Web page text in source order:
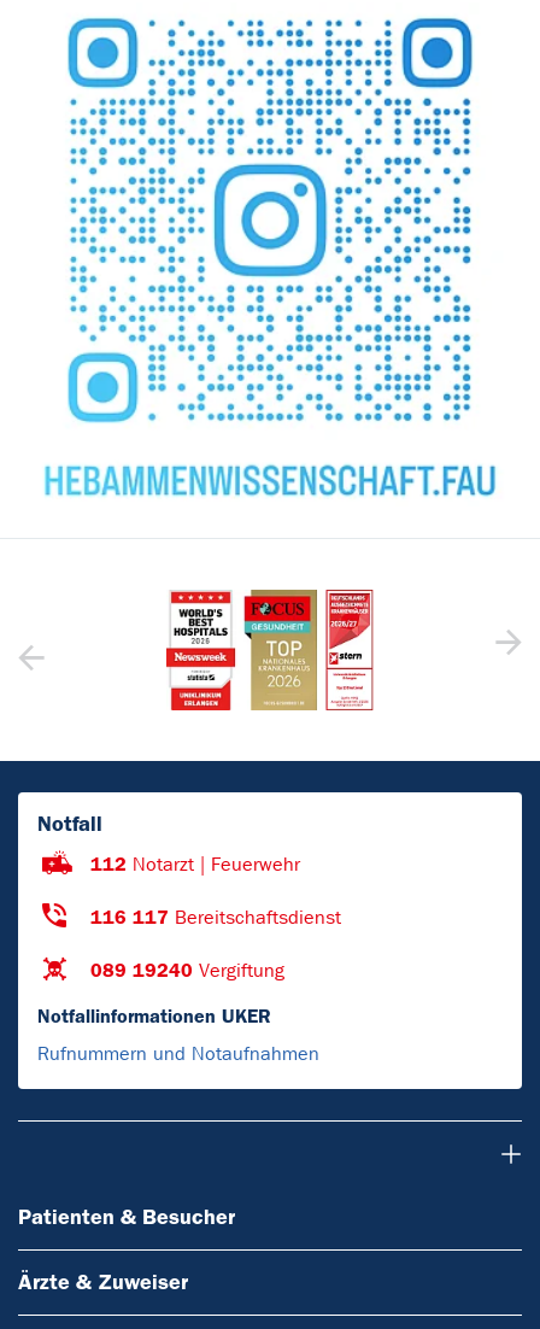
Notfall
112 Notarzt | Feuerwehr
116 117 Bereitschaftsdienst
089 19240 Vergiftung
Notfallinformationen UKER
Rufnummern und Notaufnahmen
Patienten & Besucher
Ärzte & Zuweiser